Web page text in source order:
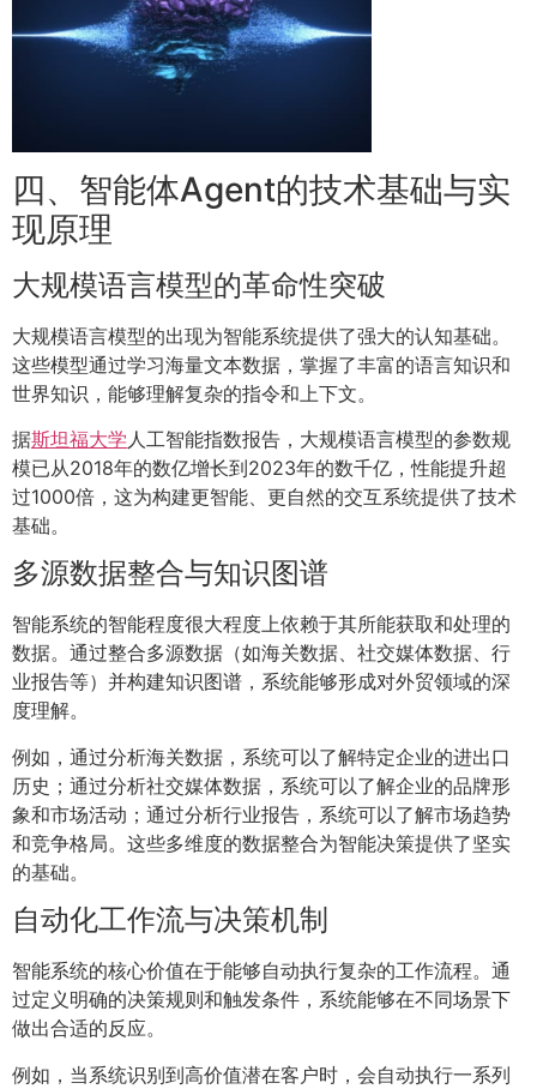
四、智能体Agent的技术基础与实
现原理
大规模语言模型的革命性突破
大规模语言模型的出现为智能系统提供了强大的认知基础。
这些模型通过学习海量文本数据，掌握了丰富的语言知识和
世界知识，能够理解复杂的指令和上下文。
据斯坦福大学人工智能指数报告，大规模语言模型的参数规
模已从2018年的数亿增长到2023年的数千亿，性能提升超
过1000倍，这为构建更智能、更自然的交互系统提供了技术
基础。
多源数据整合与知识图谱
智能系统的智能程度很大程度上依赖于其所能获取和处理的
数据。通过整合多源数据（如海关数据、社交媒体数据、行
业报告等）并构建知识图谱，系统能够形成对外贸领域的深
度理解。
例如，通过分析海关数据，系统可以了解特定企业的进出口
历史；通过分析社交媒体数据，系统可以了解企业的品牌形
象和市场活动；通过分析行业报告，系统可以了解市场趋势
和竞争格局。这些多维度的数据整合为智能决策提供了坚实
的基础。
自动化工作流与决策机制
智能系统的核心价值在于能够自动执行复杂的工作流程。通
过定义明确的决策规则和触发条件，系统能够在不同场景下
做出合适的反应。
例如，当系统识别到高价值潜在客户时，会自动执行一系列